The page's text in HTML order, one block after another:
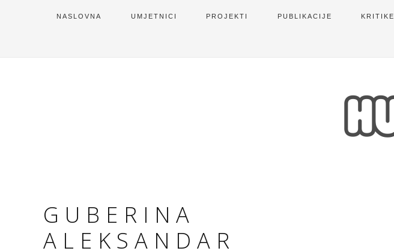
NASLOVNA UMJETNICI PROJEKTI PUBLIKACIJE KRITIKE
GUBERINA
ALEKSANDAR